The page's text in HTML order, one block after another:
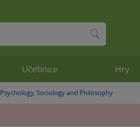
»Psychology, Sociology and Philosophy
Učebnice Hry